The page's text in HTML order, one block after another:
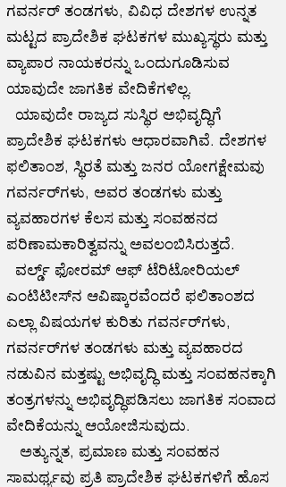
ಗವರ್ನರ್ ತಂಡಗಳು, ವಿವಿಧ ದೇಶಗಳ ಉನ್ನತ
ಮಟ್ಟದ ಪ್ರಾದೇಶಿಕ ಘಟಕಗಳ ಮುಖ್ಯಸ್ಥರು ಮತ್ತು
ವ್ಯಾಪಾರ ನಾಯಕರನ್ನು ಒಂದುಗೂಡಿಸುವ
ಯಾವುದೇ ಜಾಗತಿಕ ವೇದಿಕೆಗಳಿಲ್ಲ.
ಯಾವುದೇ ರಾಜ್ಯದ ಸುಸ್ಥಿರ ಅಭಿವೃದ್ಧಿಗೆ
ಪ್ರಾದೇಶಿಕ ಘಟಕಗಳು ಆಧಾರವಾಗಿವೆ. ದೇಶಗಳ
ಫಲಿತಾಂಶ, ಸ್ಥಿರತೆ ಮತ್ತು ಜನರ ಯೋಗಕ್ಷೇಮವು
ಗವರ್ನರ್‌ಗಳು, ಅವರ ತಂಡಗಳು ಮತ್ತು
ವ್ಯವಹಾರಗಳ ಕೆಲಸ ಮತ್ತು ಸಂವಹನದ
ಪರಿಣಾಮಕಾರಿತ್ವವನ್ನು ಅವಲಂಬಿಸಿರುತ್ತದೆ.
ವರ್ಲ್ಡ್ ಫೋರಮ್ ಆಫ್ ಟೆರಿಟೋರಿಯಲ್
ಎಂಟಿಟೀಸ್‌ನ ಆವಿಷ್ಕಾರವೆಂದರೆ ಫಲಿತಾಂಶದ
ಎಲ್ಲಾ ವಿಷಯಗಳ ಕುರಿತು ಗವರ್ನರ್‌ಗಳು,
ಗವರ್ನರ್‌ಗಳ ತಂಡಗಳು ಮತ್ತು ವ್ಯವಹಾರದ
ನಡುವಿನ ಮತ್ತಷ್ಟು ಅಭಿವೃದ್ಧಿ ಮತ್ತು ಸಂವಹನಕ್ಕಾಗಿ
ತಂತ್ರಗಳನ್ನು ಅಭಿವೃದ್ಧಿಪಡಿಸಲು ಜಾಗತಿಕ ಸಂವಾದ
ವೇದಿಕೆಯನ್ನು ಆಯೋಜಿಸುವುದು.
ಅತ್ಯುನ್ನತ, ಪ್ರಮಾಣ ಮತ್ತು ಸಂವಹನ
ಸಾಮರ್ಥ್ಯವು ಪ್ರತಿ ಪ್ರಾದೇಶಿಕ ಘಟಕಗಳಿಗೆ ಹೊಸ